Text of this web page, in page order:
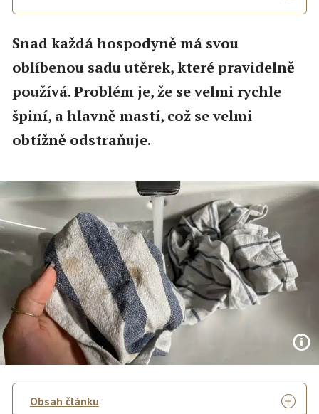
Snad každá hospodyně má svou
oblíbenou sadu utěrek, které pravidelně
používá. Problém je, že se velmi rychle
špiní, a hlavně mastí, což se velmi
obtížně odstraňuje.
Obsah článku